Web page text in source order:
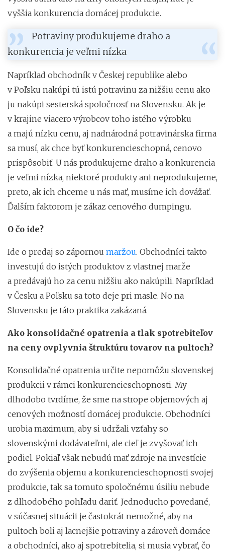
vyššia konkurencia domácej produkcie.
Potraviny produkujeme draho a
konkurencia je veľmi nízka
Napríklad obchodník v Českej republike alebo
v Poľsku nakúpi tú istú potravinu za nižšiu cenu ako
ju nakúpi sesterská spoločnosť na Slovensku. Ak je
v krajine viacero výrobcov toho istého výrobku
a majú nízku cenu, aj nadnárodná potravinárska firma
sa musí, ak chce byť konkurencieschopná, cenovo
prispôsobiť. U nás produkujeme draho a konkurencia
je veľmi nízka, niektoré produkty ani neprodukujeme,
preto, ak ich chceme u nás mať, musíme ich dovážať.
Ďalším faktorom je zákaz cenového dumpingu.
O čo ide?
Ide o predaj so zápornou maržou. Obchodníci takto
investujú do istých produktov z vlastnej marže
a predávajú ho za cenu nižšiu ako nakúpili. Napríklad
v Česku a Poľsku sa toto deje pri masle. No na
Slovensku je táto praktika zakázaná.
Ako konsolidačné opatrenia a tlak spotrebiteľov
na ceny ovplyvnia štruktúru tovarov na pultoch?
Konsolidačné opatrenia určite nepomôžu slovenskej
produkcii v rámci konkurencieschopnosti. My
dlhodobo tvrdíme, že sme na strope objemových aj
cenových možností domácej produkcie. Obchodníci
urobia maximum, aby si udržali vzťahy so
slovenskými dodávateľmi, ale cieľ je zvyšovať ich
podiel. Pokiaľ však nebudú mať zdroje na investície
do zvýšenia objemu a konkurencieschopnosti svojej
produkcie, tak sa tomuto spoločnému úsiliu nebude
z dlhodobého pohľadu dariť. Jednoducho povedané,
v súčasnej situácii je častokrát nemožné, aby na
pultoch boli aj lacnejšie potraviny a zároveň domáce
a obchodníci, ako aj spotrebitelia, si musia vybrať, čo